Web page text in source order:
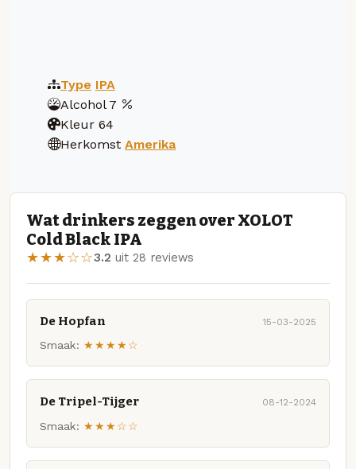
Type IPA
Alcohol 7
Kleur 64
Herkomst Amerika
Wat drinkers zeggen over XOLOT
Cold Black IPA
★★★☆☆3.2 uit 28 reviews
De Hopfan 15-03-2025
Smaak: ★★★★☆
De Tripel-Tijger 08-12-2024
Smaak: ★★★☆☆